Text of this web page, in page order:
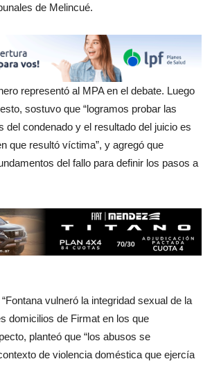
de Melincué.
representó al MPA en el debate. Luego
sostuvo que “logramos probar las
del condenado y el resultado del juicio es
que resultó víctima”, y agregó que
del fallo para definir los pasos a
vulneró la integridad sexual de la
domicilios de Firmat en los que
planteó que “los abusos se
de violencia doméstica que ejercía